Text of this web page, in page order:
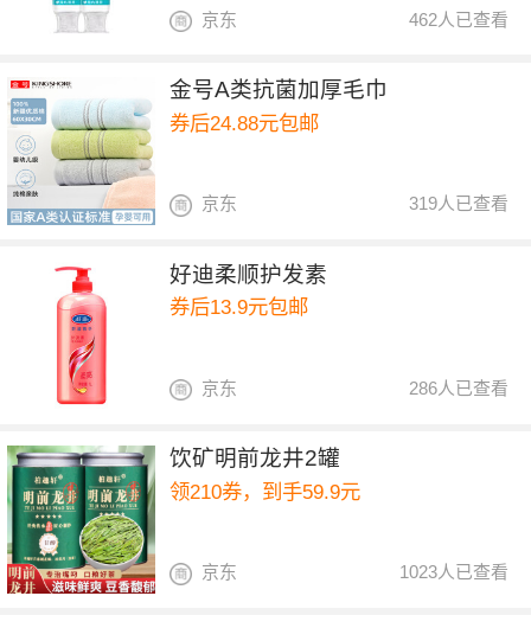
462人已查看
京东
金号A类抗菌加厚毛巾
券后24.88元包邮
319人已查看
京东
好迪柔顺护发素
券后13.9元包邮
286人已查看
京东
饮矿明前龙井2罐
领210券，到手59.9元
1023人已查看
京东